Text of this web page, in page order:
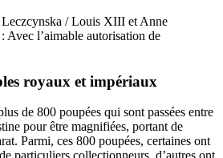
/ Louis XIII et Anne
Avec l’aimable autorisation de
royaux et impériaux
de 800 poupées qui sont passées entre
pour être magnifiées, portant de
Parmi, ces 800 poupées, certaines ont